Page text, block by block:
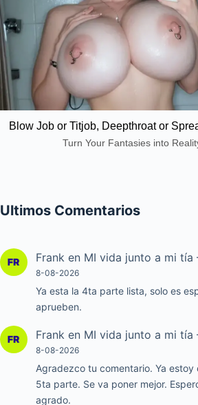
Blow Job or Titjob, Deepthroat or
Turn Your Fantasies into
Ultimos Comentarios
Frank en MI vida junto a mi tía
8-08-2026
Ya esta la 4ta parte lista, solo es
aprueben.
Frank en MI vida junto a mi tía
8-08-2026
Agradezco tu comentario. Ya estoy
5ta parte. Se va poner mejor.
agrado.